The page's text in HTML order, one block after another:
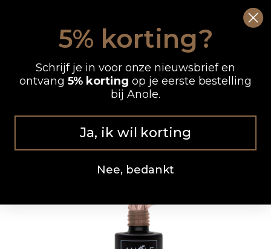
inhoud
5% korting?
Schrijf je in voor onze nieuwsbrief en
ontvang 5% korting op je eerste bestelling
bij Anole.
Ja, ik wil korting
Nee, bedankt